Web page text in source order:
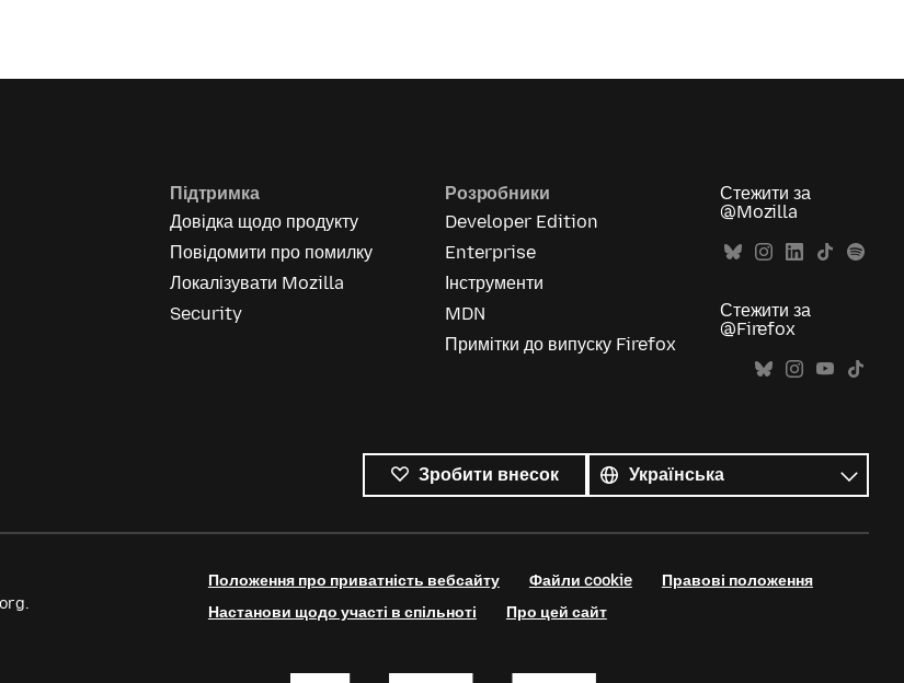
Підтримка
Довідка щодо продукту
Повідомити про помилку
Локалізувати Mozilla
Security
Розробники
Developer Edition
Enterprise
Інструменти
MDN
Примітки до випуску Firefox
Стежити за
@Mozilla
Стежити за
@Firefox
Зробити внесок
мови
Мова
Положення про приватність вебсайту Файли cookie
Правові положення
Настанови щодо участі в спільноті
Про цей сайт